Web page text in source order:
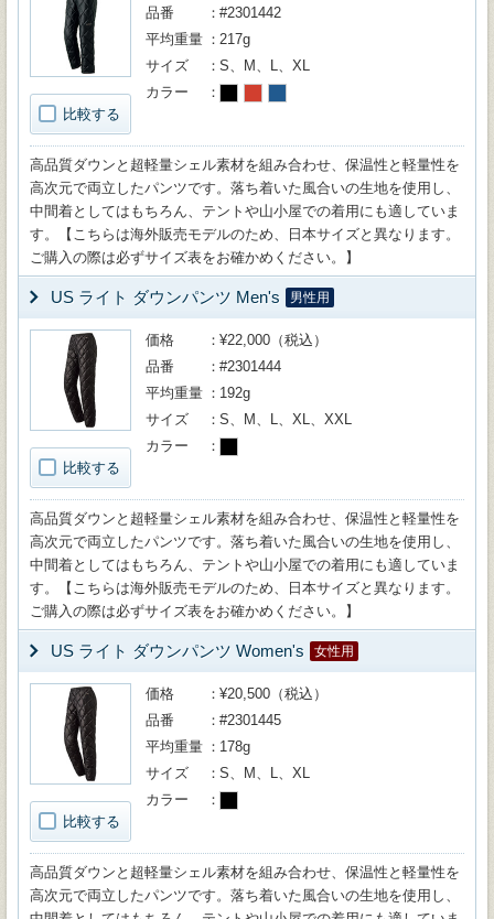
比較する
品番
#2301442
平均重量
217g
サイズ
S、M、L、XL
カラー
高品質ダウンと超軽量シェル素材を組み合わせ、保温性と軽量性を
高次元で両立したパンツです。落ち着いた風合いの生地を使用し、
中間着としてはもちろん、テントや山小屋での着用にも適していま
す。【こちらは海外販売モデルのため、日本サイズと異なります。
ご購入の際は必ずサイズ表をお確かめください。】
US ライト ダウンパンツ Men's 男性用
比較する
価格
¥22,000（税込）
品番
#2301444
平均重量
192g
サイズ
S、M、L、XL、XXL
カラー
高品質ダウンと超軽量シェル素材を組み合わせ、保温性と軽量性を
高次元で両立したパンツです。落ち着いた風合いの生地を使用し、
中間着としてはもちろん、テントや山小屋での着用にも適していま
す。【こちらは海外販売モデルのため、日本サイズと異なります。
ご購入の際は必ずサイズ表をお確かめください。】
US ライト ダウンパンツ Women's 女性用
比較する
価格
¥20,500（税込）
品番
#2301445
平均重量
178g
サイズ
S、M、L、XL
カラー
高品質ダウンと超軽量シェル素材を組み合わせ、保温性と軽量性を
高次元で両立したパンツです。落ち着いた風合いの生地を使用し、